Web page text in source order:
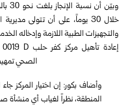
وبيّن
خلال 30 يوماً، على أن تتولى
والتجهيزات الطبية اللازمة وإدخاله
وأضاف بكور: إن اختيار المركز
المنطقة، نظراً لغياب أي منشأة